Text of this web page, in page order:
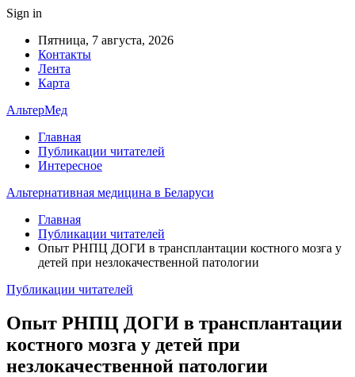
Sign in
Пятница, 7 августа, 2026
Контакты
Лента
Карта
АльтерМед
Главная
Публикации читателей
Интересное
Альтернативная медицина в Беларуси
Главная
Публикации читателей
Опыт РНПЦ ДОГИ в трансплантации костного мозга у
детей при незлокачественной патологии
Публикации читателей
Опыт РНПЦ ДОГИ в трансплантации
костного мозга у детей при
незлокачественной патологии